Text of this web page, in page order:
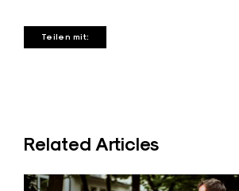
Teilen mit:
Related Articles